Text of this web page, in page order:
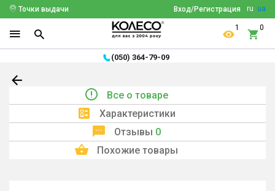
ru ua
Вход/Регистрация
Точки выдачи
1 0
(050) 364-79-09
Все о товаре
Характеристики
Отзывы 0
Похожие товары